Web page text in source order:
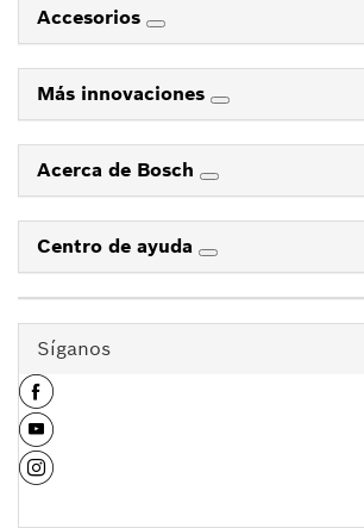
Accesorios
Más innovaciones
Acerca de Bosch
Centro de ayuda
Síganos